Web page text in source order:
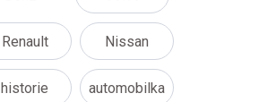
Renault Nissan
historie automobilka